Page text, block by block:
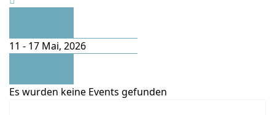
11 - 17 Mai, 2026
Es wurden keine Events gefunden